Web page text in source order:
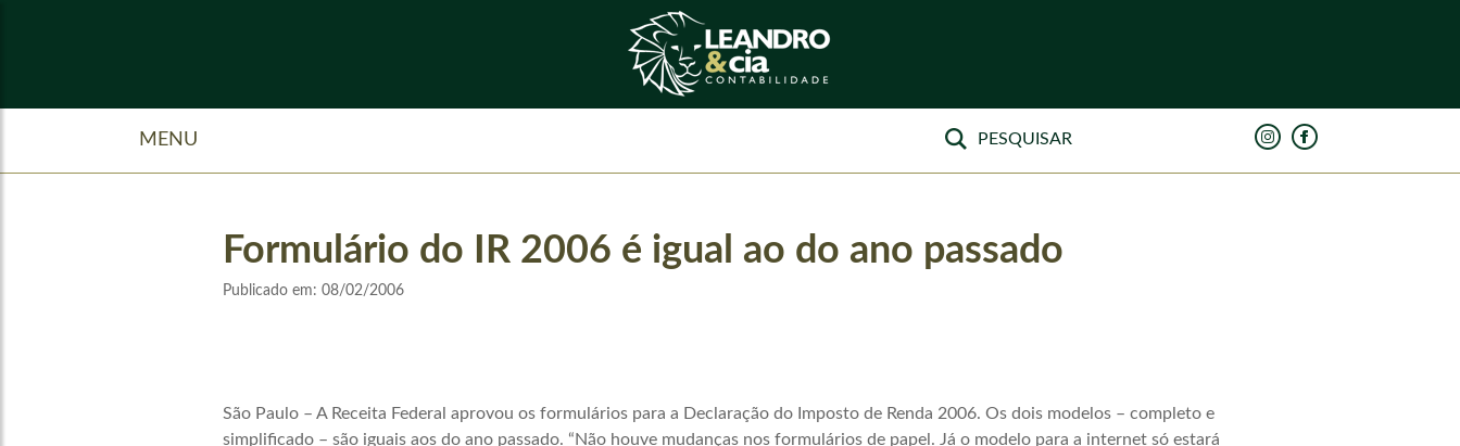
MENU
Formulário do IR 2006 é igual ao do ano passado
Publicado em: 08/02/2006
São Paulo – A Receita Federal aprovou os formulários para a Declaração do Imposto de Renda 2006. Os dois modelos – completo e
simplificado – são iguais aos do ano passado. “Não houve mudanças nos formulários de papel. Já o modelo para a internet só estará